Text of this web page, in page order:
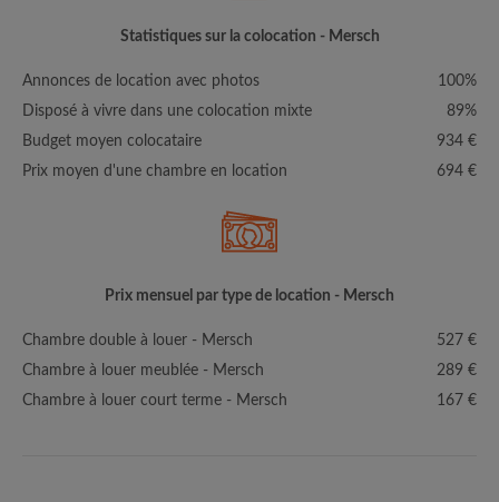
Statistiques sur la colocation - Mersch
Annonces de location avec photos
100%
Disposé à vivre dans une colocation mixte
89%
Budget moyen colocataire
934 €
Prix moyen d'une chambre en location
694 €
Prix mensuel par type de location - Mersch
Chambre double à louer - Mersch
527 €
Chambre à louer meublée - Mersch
289 €
Chambre à louer court terme - Mersch
167 €